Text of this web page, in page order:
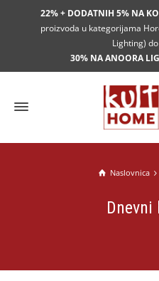
22% + DODATNIH 5% NA
proizvoda u kategorijama
Lighting)
30% NA ANOORA
Naslovnica
Dnevni